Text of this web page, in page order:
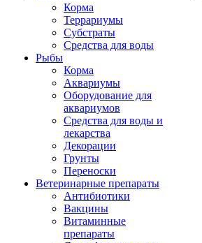
Корма
Террариумы
Субстраты
Средства для воды
Рыбы
Корма
Аквариумы
Оборудование для
аквариумов
Средства для воды и
лекарства
Декорации
Грунты
Переноски
Ветеринарные препараты
Антибиотики
Вакцины
Витаминные
препараты